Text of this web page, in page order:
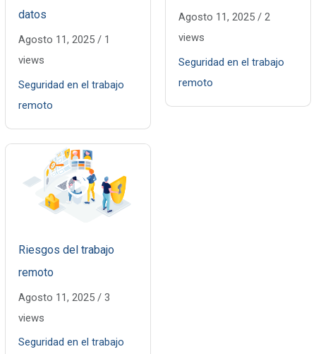
datos
Agosto 11, 2025 / 1
views
Seguridad en el trabajo
remoto
Agosto 11, 2025 /2
views
Seguridad en el trabajo
remoto
Riesgos del trabajo
remoto
Agosto 11, 2025 /3
views
Seguridad en el trabajo